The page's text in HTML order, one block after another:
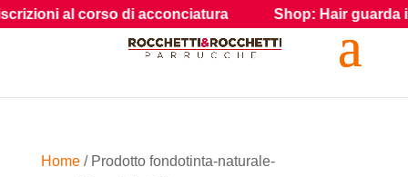
Home/ Prodotto fondotinta-naturale-
al corso di acconciatura Shop: Hair guarda i